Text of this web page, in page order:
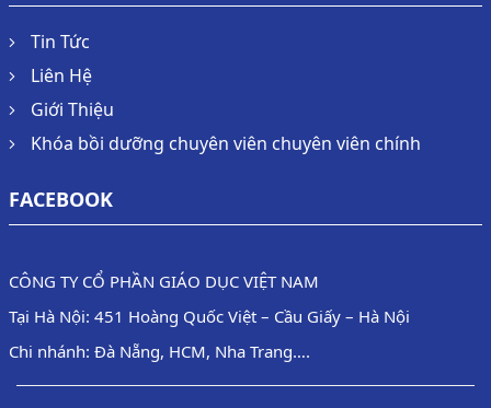
Tin Tức
Liên Hệ
Giới Thiệu
Khóa bồi dưỡng chuyên viên chuyên viên chính
FACEBOOK
CÔNG TY CỔ PHẦN GIÁO DỤC VIỆT NAM
Tại Hà Nội: 451 Hoàng Quốc Việt – Cầu Giấy – Hà Nội
Chi nhánh: Đà Nẵng, HCM, Nha Trang….